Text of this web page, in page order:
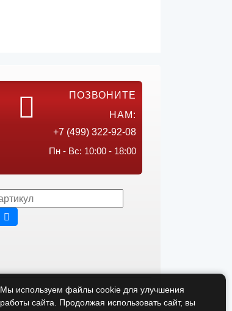
ПОЗВОНИТЕ
НАМ:
+7 (499) 322-92-08
Пн - Вс: 10:00 - 18:00
Мы используем файлы cookie для улучшения
работы сайта. Продолжая использовать сайт, вы